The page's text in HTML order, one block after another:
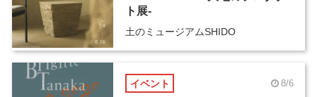
ト展-
土のミュージアムSHIDO
イベント 8/6